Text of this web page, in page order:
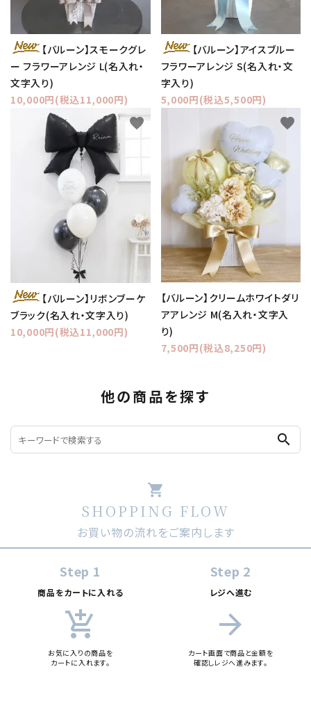
【バルーン】スモークグレ
ー フラワーアレンジ L(名入れ・
文字入り)
10,000円(税込11,000円)
【バルーン】アイスブルー
フラワーアレンジ S(名入れ・文
字入り)
5,000円(税込5,500円)
【バルーン】リボンブーケ
ブラック(名入れ・文字入り)
10,000円(税込11,000円)
favorite
【バルーン】クリームホワイトダリ
アアレンジ M(名入れ・文字入
り)
7,500円(税込8,250円)
favorite
他の商品を探す
search
shopping_cart
SHOPPING FLOW
お買い物の流れをご案内します
Step 1
商品をカートに入れる
add_shopping_cart
お気に入りの商品を
カートに入れます。
Step 2
レジへ進む
arrow_forward
カート画面で商品と金額を
確認しレジへ進みます。